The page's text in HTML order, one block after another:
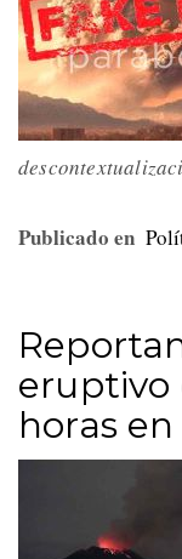
Publicado en
eruptivo
horas